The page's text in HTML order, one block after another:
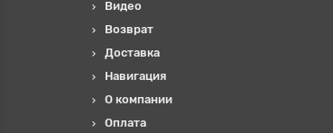
Видео
Возврат
Доставка
Навигация
О компании
Оплата